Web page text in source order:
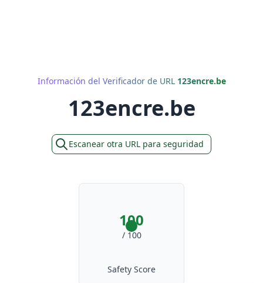
Información del Verificador de URL 123encre.be
123encre.be
Escanear otra URL para seguridad
100
/ 100
Safety Score